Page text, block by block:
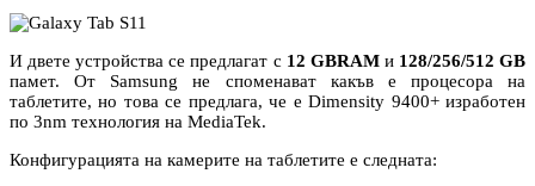
И двете устройства се предлагат с 12 GBRAMи 128/256/512 GB
памет. От Samsung не споменават какъв е процесора на
таблетите, но това се предлага, че е Dimensity 9400+ изработен
по 3nm технология на MediaTek.
Конфигурацията на камерите на таблетите е следната: